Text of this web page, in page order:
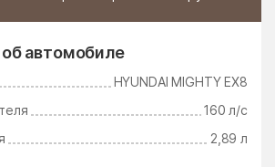
автомобиле
HYUNDAI MIGHTY EX8
160 л/с
2,89 л
Щербинка